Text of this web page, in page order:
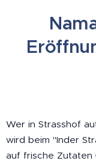
Wer in Strasshof
wird beim "Inder
auf frische Zutaten